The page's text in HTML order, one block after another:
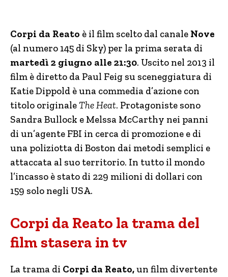
Corpi da Reato è il film scelto dal canale Nove
(al numero 145 di Sky) per la prima serata di
martedì 2 giugno alle 21:30. Uscito nel 2013 il
film è diretto da Paul Feig su sceneggiatura di
Katie Dippold è una commedia d’azione con
titolo originaleThe Heat. Protagoniste sono
Sandra Bullock e Melssa McCarthy nei panni
di un’agente FBI in cerca di promozione e di
una poliziotta di Boston dai metodi semplici e
attaccata al suo territorio. In tutto il mondo
l’incasso è stato di 229 milioni di dollari con
159 solo negli USA.
Corpi da Reato la trama del
film stasera in tv
La trama di Corpi da Reato,un film divertente